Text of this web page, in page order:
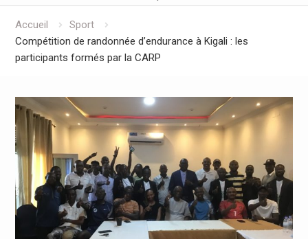
Accueil
Sport
Compétition de randonnée d’endurance à Kigali : les
participants formés par la CARP